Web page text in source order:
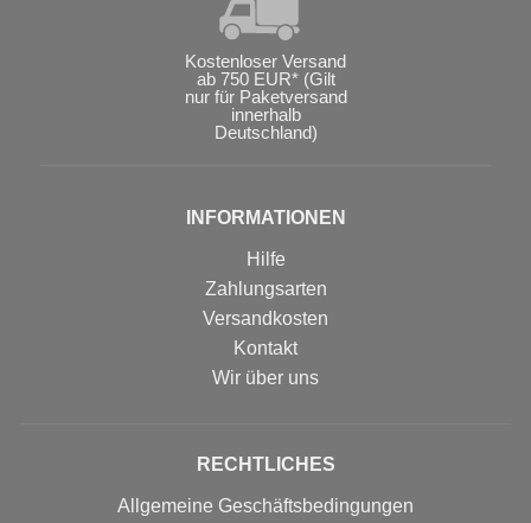
Kostenloser Versand
ab 750 EUR* (Gilt
nur für Paketversand
innerhalb
Deutschland)
INFORMATIONEN
Hilfe
Zahlungsarten
Versandkosten
Kontakt
Wir über uns
RECHTLICHES
Allgemeine Geschäftsbedingungen